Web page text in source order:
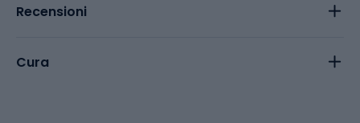
Recensioni
Cura